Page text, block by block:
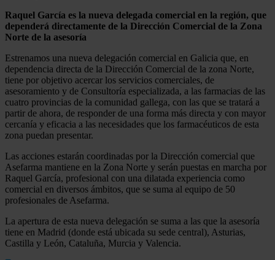
Raquel García es la nueva delegada comercial en la región, que
dependerá directamente de la Dirección Comercial de la Zona
Norte de la asesoría
Estrenamos una nueva delegación comercial en Galicia que, en
dependencia directa de la Dirección Comercial de la zona Norte,
tiene por objetivo acercar los servicios comerciales, de
asesoramiento y de Consultoría especializada, a las farmacias de las
cuatro provincias de la comunidad gallega, con las que se tratará a
partir de ahora, de responder de una forma más directa y con mayor
cercanía y eficacia a las necesidades que los farmacéuticos de esta
zona puedan presentar.
Las acciones estarán coordinadas por la Dirección comercial que
Asefarma mantiene en la Zona Norte y serán puestas en marcha por
Raquel García, profesional con una dilatada experiencia como
comercial en diversos ámbitos, que se suma al equipo de 50
profesionales de Asefarma.
La apertura de esta nueva delegación se suma a las que la asesoría
tiene en Madrid (donde está ubicada su sede central), Asturias,
Castilla y León, Cataluña, Murcia y Valencia.